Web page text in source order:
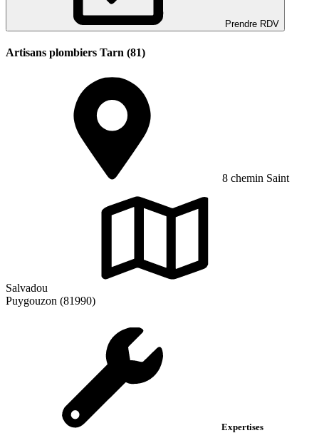
Prendre RDV
Artisans plombiers Tarn (81)
8 chemin Saint
Salvadou
Puygouzon (81990)
Expertises